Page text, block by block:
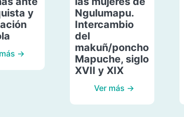
y
→
Ngulumapu.
Intercambio
del
makuñ/poncho
Mapuche, siglo
XVII y XIX
Ver más →